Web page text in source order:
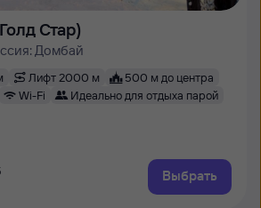
Стар)
Домбай
Лифт 2000 м
500 м до центра
Wi-Fi Идеально для отдыха парой
Выбрать